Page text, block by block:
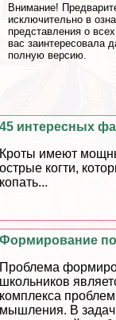
Внимание!
исключительно в
представления о
вас заинтересовала
полную версию.
45 интересных
Кроты имеют
острые когти,
копать...
Формирование
Проблема
школьников
комплекса
мышления. В